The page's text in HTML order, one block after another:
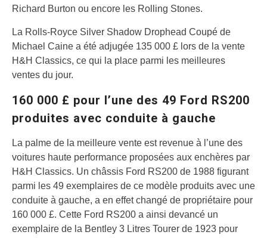
Richard Burton ou encore les Rolling Stones.
La Rolls-Royce Silver Shadow Drophead Coupé de
Michael Caine a été adjugée 135 000 £ lors de la vente
H&H Classics, ce qui la place parmi les meilleures
ventes du jour.
160 000 £ pour l’une des 49 Ford RS200
produites avec conduite à gauche
La palme de la meilleure vente est revenue à l’une des
voitures haute performance proposées aux enchères par
H&H Classics. Un châssis Ford RS200 de 1988 figurant
parmi les 49 exemplaires de ce modèle produits avec une
conduite à gauche, a en effet changé de propriétaire pour
160 000 £. Cette Ford RS200 a ainsi devancé un
exemplaire de la Bentley 3 Litres Tourer de 1923 pour